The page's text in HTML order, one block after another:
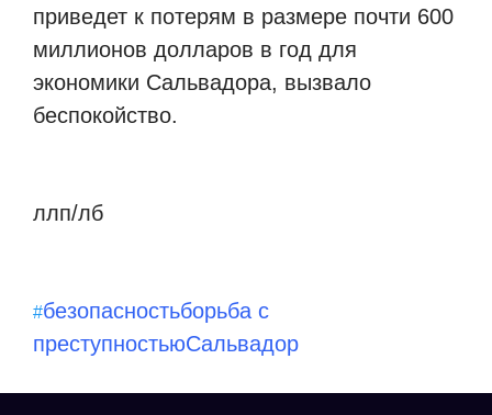
приведет к потерям в размере почти 600
миллионов долларов в год для
экономики Сальвадора, вызвало
беспокойство.
ллп/лб
#безопасностьборьба с
преступностьюСальвадор